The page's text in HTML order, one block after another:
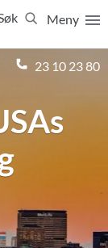
Meny
23 10 23 80
Lukk
Feriereiser